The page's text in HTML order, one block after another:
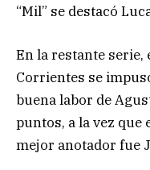
“Mil” se destacó
En la restante serie,
Corrientes se
buena labor de
puntos, a la vez
mejor anotador fue